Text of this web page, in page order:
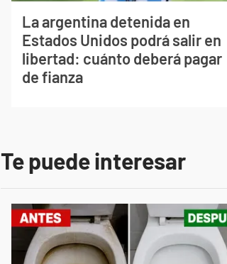
La argentina detenida en
Estados Unidos podrá salir en
libertad: cuánto deberá pagar
de fianza
Te puede interesar